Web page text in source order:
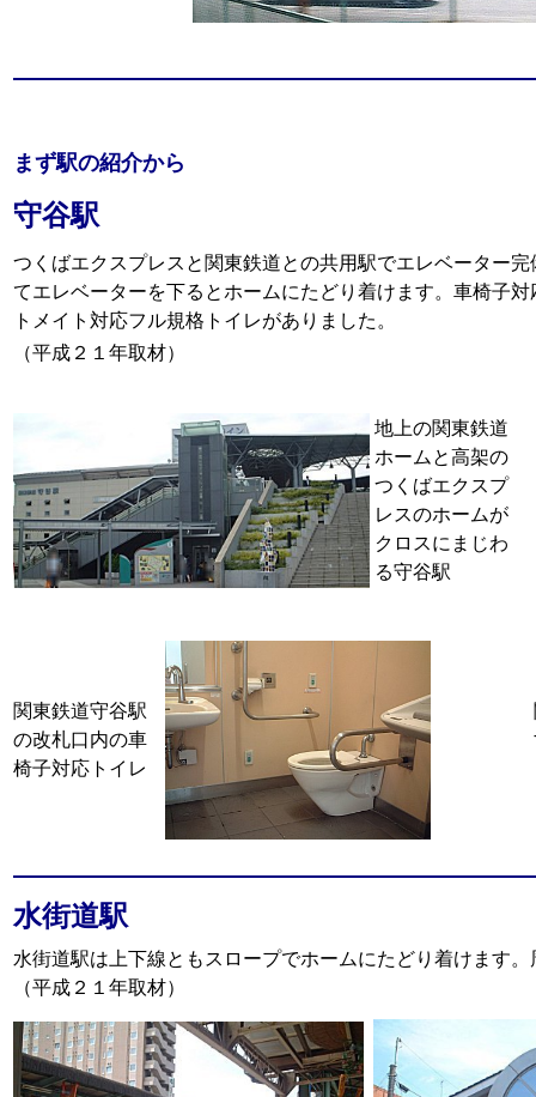
まず駅の紹介から
守谷駅
つくばエクスプレスと関東鉄道との共用駅でエレベーター
てエレベーターを下るとホームにたどり着けます。車椅子
トメイト対応フル規格トイレがありました。
（平成２１年取材）
地上の関東鉄道
ホームと高架の
つくばエクスプ
レスのホームが
クロスにまじわ
る守谷駅
関東鉄道守谷駅
の改札口内の車
椅子対応トイレ
水街道駅
水街道駅は上下線ともスロープでホームにたどり着けます
（平成２１年取材）